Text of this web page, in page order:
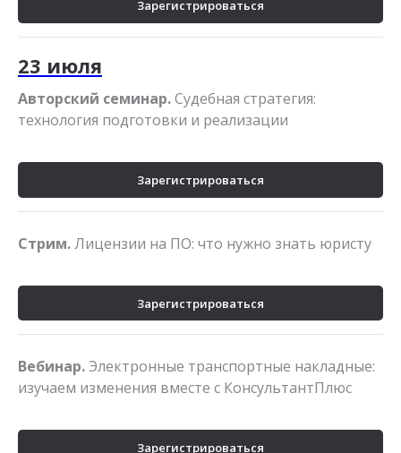
Зарегистрироваться
23 июля
Авторский семинар.Судебная стратегия:
технология подготовки и реализации
Зарегистрироваться
Стрим.Лицензии на ПО: что нужно знать юристу
Зарегистрироваться
Вебинар. Электронные транспортные накладные:
изучаем изменения вместе с КонсультантПлюс
Зарегистрироваться